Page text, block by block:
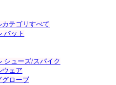
テゴリすべて
バット
シューズ/スパイク
ウェア
ローブ